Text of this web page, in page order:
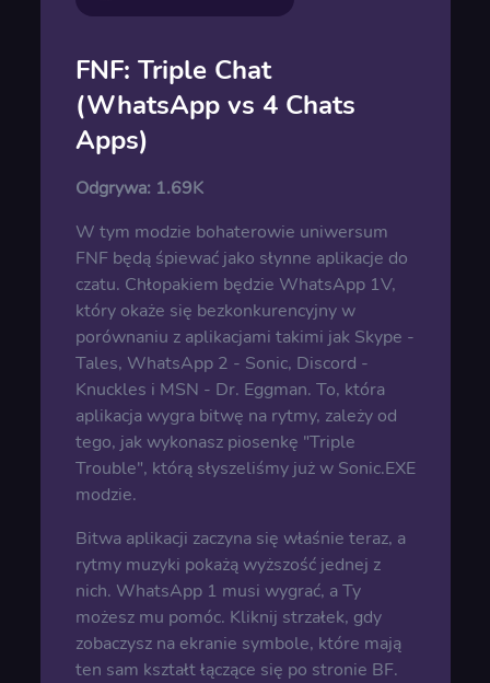
FNF: Triple Chat
(WhatsApp vs 4 Chats
Apps)
Odgrywa: 1.69K
W tym modzie bohaterowie uniwersum
FNF będą śpiewać jako słynne aplikacje do
czatu. Chłopakiem będzie WhatsApp 1V,
który okaże się bezkonkurencyjny w
porównaniu z aplikacjami takimi jak Skype -
Tales, WhatsApp 2 - Sonic, Discord -
Knuckles i MSN - Dr. Eggman. To, która
aplikacja wygra bitwę na rytmy, zależy od
tego, jak wykonasz piosenkę "Triple
Trouble", którą słyszeliśmy już w Sonic.EXE
modzie.
Bitwa aplikacji zaczyna się właśnie teraz, a
rytmy muzyki pokażą wyższość jednej z
nich. WhatsApp 1 musi wygrać, a Ty
możesz mu pomóc. Kliknij strzałek, gdy
zobaczysz na ekranie symbole, które mają
ten sam kształt łączące się po stronie BF.